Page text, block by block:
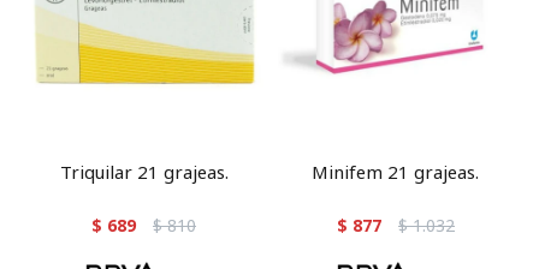
Triquilar 21 grajeas.
$ 689 $ 810
Minifem 21 grajeas.
$ 877 $ 1.032